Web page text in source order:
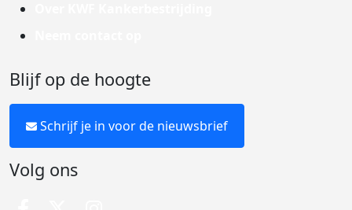
Blijf op de hoogte
Schrijf je in voor de nieuwsbrief
Volg ons